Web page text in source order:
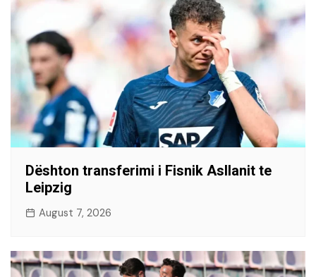
Dështon transferimi i Fisnik Asllanit te
Leipzig
August 7, 2026